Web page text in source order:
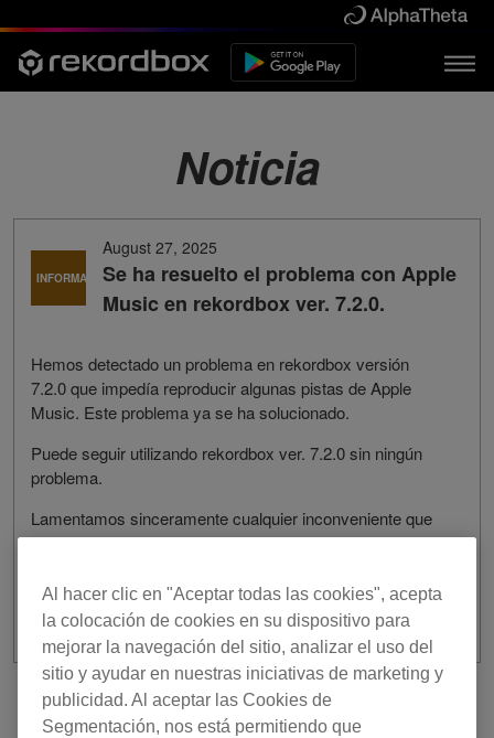
Noticia
INFORMACIÓN
August 27, 2025
Se ha resuelto el problema con Apple
Music en rekordbox ver. 7.2.0.
Hemos detectado un problema en rekordbox versión
7.2.0 que impedía reproducir algunas pistas de Apple
Music. Este problema ya se ha solucionado.
Puede seguir utilizando rekordbox ver. 7.2.0 sin ningún
problema.
Lamentamos sinceramente cualquier inconveniente que
esto haya podido causar.
Anterior
Volver a la lista
Al hacer clic en "Aceptar todas las cookies", acepta
la colocación de cookies en su dispositivo para
mejorar la navegación del sitio, analizar el uso del
sitio y ayudar en nuestras iniciativas de marketing y
publicidad. Al aceptar las Cookies de
Segmentación, nos está permitiendo que